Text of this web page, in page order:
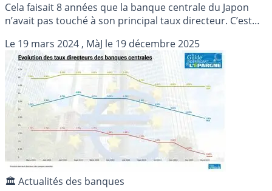
Cela faisait 8 années que la banque centrale du Japon
n’avait pas touché à son principal taux directeur. C’est
Le 19 mars 2024 , MàJ le 19 décembre 2025
🏛️ Actualités des banques